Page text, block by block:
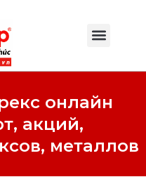
онлайн
акций,
металлов